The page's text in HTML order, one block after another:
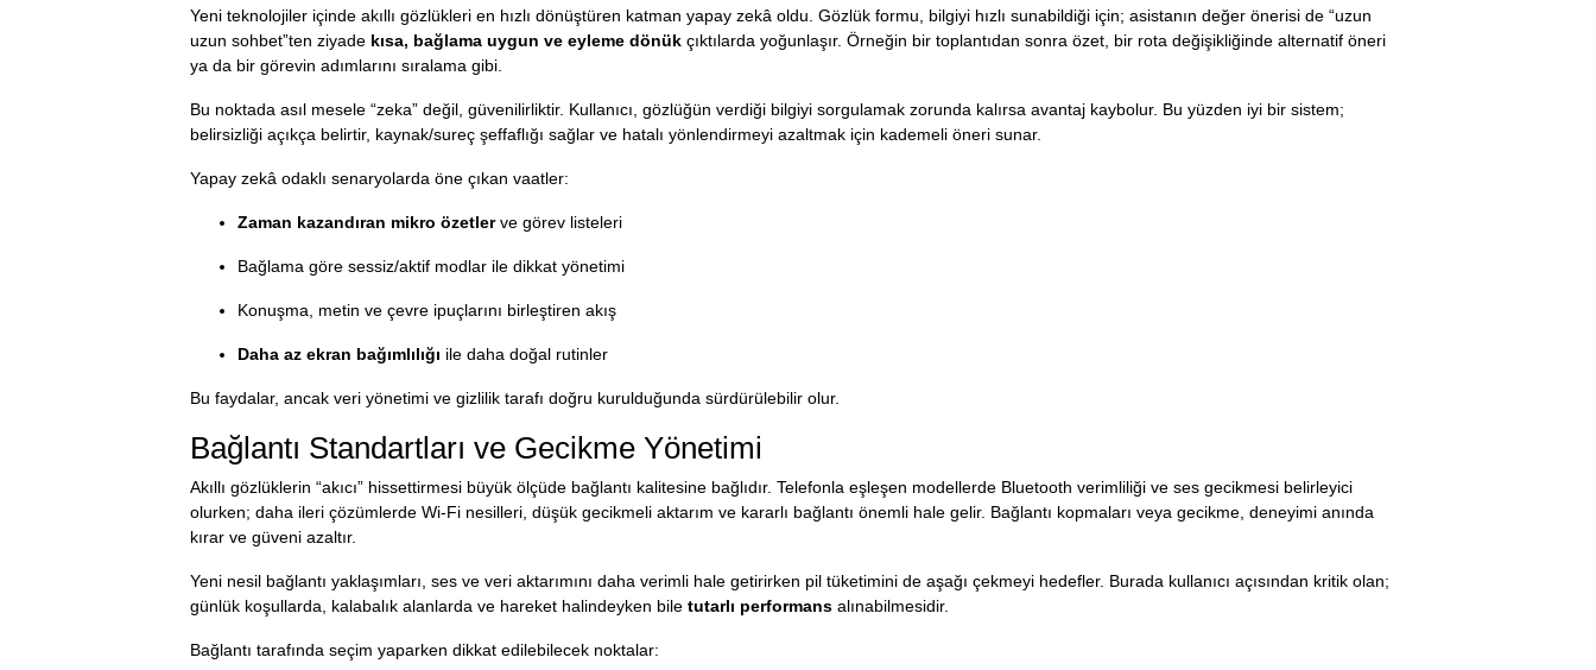
Yeni teknolojiler içinde akıllı gözlükleri en hızlı dönüştüren katman yapay zekâ oldu. Gözlük formu, bilgiyi hızlı sunabildiği için; asistanın değer önerisi de “uzun
uzun sohbet”ten ziyade kısa, bağlama uygun ve eyleme dönük çıktılarda yoğunlaşır. Örneğin bir toplantıdan sonra özet, bir rota değişikliğinde alternatif öneri
ya da bir görevin adımlarını sıralama gibi.
Bu noktada asıl mesele “zeka” değil, güvenilirliktir. Kullanıcı, gözlüğün verdiği bilgiyi sorgulamak zorunda kalırsa avantaj kaybolur. Bu yüzden iyi bir sistem;
belirsizliği açıkça belirtir, kaynak/sureç şeffaflığı sağlar ve hatalı yönlendirmeyi azaltmak için kademeli öneri sunar.
Yapay zekâ odaklı senaryolarda öne çıkan vaatler:
Zaman kazandıran mikro özetlerve görev listeleri
Bağlama göre sessiz/aktif modlar ile dikkat yönetimi
Konuşma, metin ve çevre ipuçlarını birleştiren akış
Daha az ekran bağımlılığı ile daha doğal rutinler
Bu faydalar, ancak veri yönetimi ve gizlilik tarafı doğru kurulduğunda sürdürülebilir olur.
Bağlantı Standartları ve Gecikme Yönetimi
Akıllı gözlüklerin “akıcı” hissettirmesi büyük ölçüde bağlantı kalitesine bağlıdır. Telefonla eşleşen modellerde Bluetooth verimliliği ve ses gecikmesi belirleyici
olurken; daha ileri çözümlerde Wi-Fi nesilleri, düşük gecikmeli aktarım ve kararlı bağlantı önemli hale gelir. Bağlantı kopmaları veya gecikme, deneyimi anında
kırar ve güveni azaltır.
Yeni nesil bağlantı yaklaşımları, ses ve veri aktarımını daha verimli hale getirirken pil tüketimini de aşağı çekmeyi hedefler. Burada kullanıcı açısından kritik olan;
günlük koşullarda, kalabalık alanlarda ve hareket halindeyken bile tutarlı performans alınabilmesidir.
Bağlantı tarafında seçim yaparken dikkat edilebilecek noktalar: